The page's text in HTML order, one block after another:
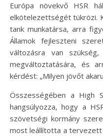
Európa növekvő HSR
elkötelezettségét tükrözi.
tank munkatársa, arra
Államok fejleszteni
változásra van
megváltoztatására, és
kérdést: „Milyen jövőt
Összességében a High
hangsúlyozza, hogy a
szövetségi kormány
most leállította a